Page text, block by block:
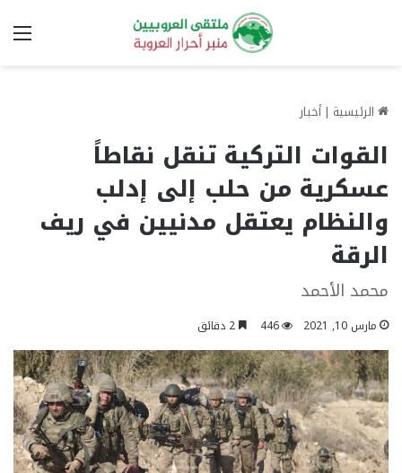
الرئيسية | أخبار
القوات التركية تنقل نقاطاً
عسكرية من حلب إلى إدلب
والنظام يعتقل مدنيين في ريف
الرقة
محمد الأحمد
مارس 10, 2021 446